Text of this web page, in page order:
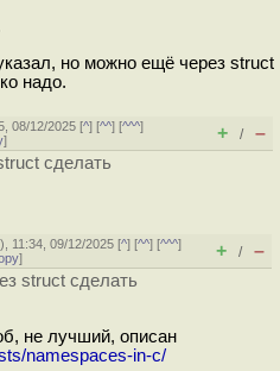
но можно ещё через struct
надо.
08/12/2025 [^] [^^] [^^^]
] + / –
сделать
), 11:34, 09/12/2025 [^] [^^] [^^^]
] + / –
struct сделать
не лучший, описан
namespaces-in-c/